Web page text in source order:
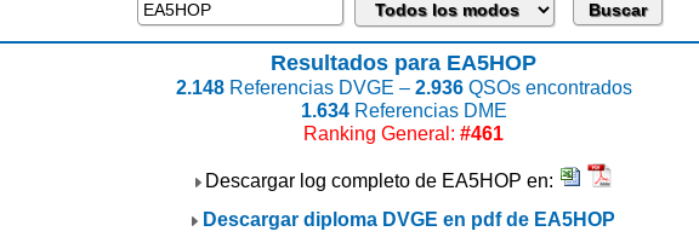
Resultados para EA5HOP
2.148Referencias DVGE – 2.936QSOs encontrados
1.634Referencias DME
Ranking General: #461
Descargar log completo de EA5HOP en:
Descargar diploma DVGE en pdf de EA5HOP